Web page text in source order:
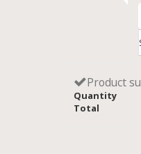
Product
Quantity
Total